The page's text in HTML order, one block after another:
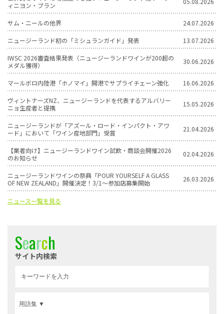
ィニヨン・ブラン
サム・ニールの他界 24.07.2026
ニュージーランド初の「ミシュランガイド」発表 13.07.2026
IWSC 2026審査結果発表（ニュージーランドワインが200超の
メダル獲得）
30.06.2026
マールボロ内陸港「ホノマイ」開港でサプライチェーン強化 16.06.2026
ヴィントナーズNZ、ニュージーランドを代表するアルバリー
ニョ生産者と提携
15.05.2026
ニュージーランドが「アズール・ロード・インパクト・アワ
ード」において「ワイン産地部門」受賞
21.04.2026
【業者向け】ニュージーランドワイン試飲・商談会開催2026
のお知らせ
02.04.2026
ニュージーランドワインの祭典「POUR YOURSELF A GLASS
OF NEW ZEALAND」開催決定！3/1〜参加店募集開始
26.03.2026
ニュース一覧を見る
Search
サイト内検索